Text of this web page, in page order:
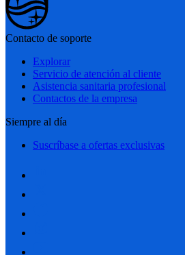
Contacto de soporte
Explorar
Servicio de atención al cliente
Asistencia sanitaria profesional
Contactos de la empresa
Siempre al día
Suscríbase a ofertas exclusivas